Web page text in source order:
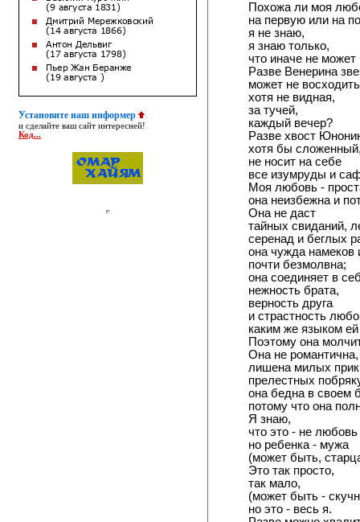
Установите наш информер
и сделайте ваш сайт интересней!
Код...
Похожа ли моя
на первую или на
я не знаю,
я знаю только,
что иначе не
Разве Венерина
может не
хотя не видная,
за тучей,
каждый вечер?
Разве хвост
хотя бы
не носит на себе
все изумруды и
Моя любовь -
она неизбежна и
Она не даст
тайных свиданий,
серенад и беглых
она чужда намеков
почти безмолвна;
она соединяет в
нежность брата,
верность друга
и страстность
каким же языком ей
Поэтому она
Она не романтична,
лишена милых
прелестных
она бедна в своем
потому что она
Я знаю,
что это - не
но ребенка - мужа
(может быть,
Это так просто,
так мало,
(может быть -
но это - весь я.